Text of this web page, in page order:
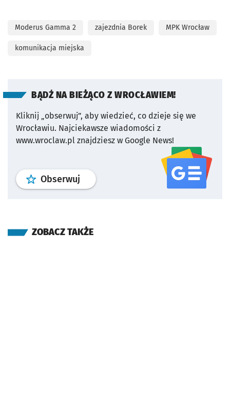
Moderus Gamma 2 zajezdnia Borek MPK Wrocław
komunikacja miejska
BĄDŹ NA BIEŻĄCO Z WROCŁAWIEM!
Kliknij „obserwuj”, aby wiedzieć, co dzieje się we
Wrocławiu. Najciekawsze wiadomości z
www.wroclaw.pl znajdziesz w Google News!
Obserwuj profil serwisu
ZOBACZ TAKŻE